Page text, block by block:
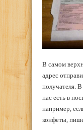
В самом
адрес
получателя.
нас есть в
например,
конфеты,